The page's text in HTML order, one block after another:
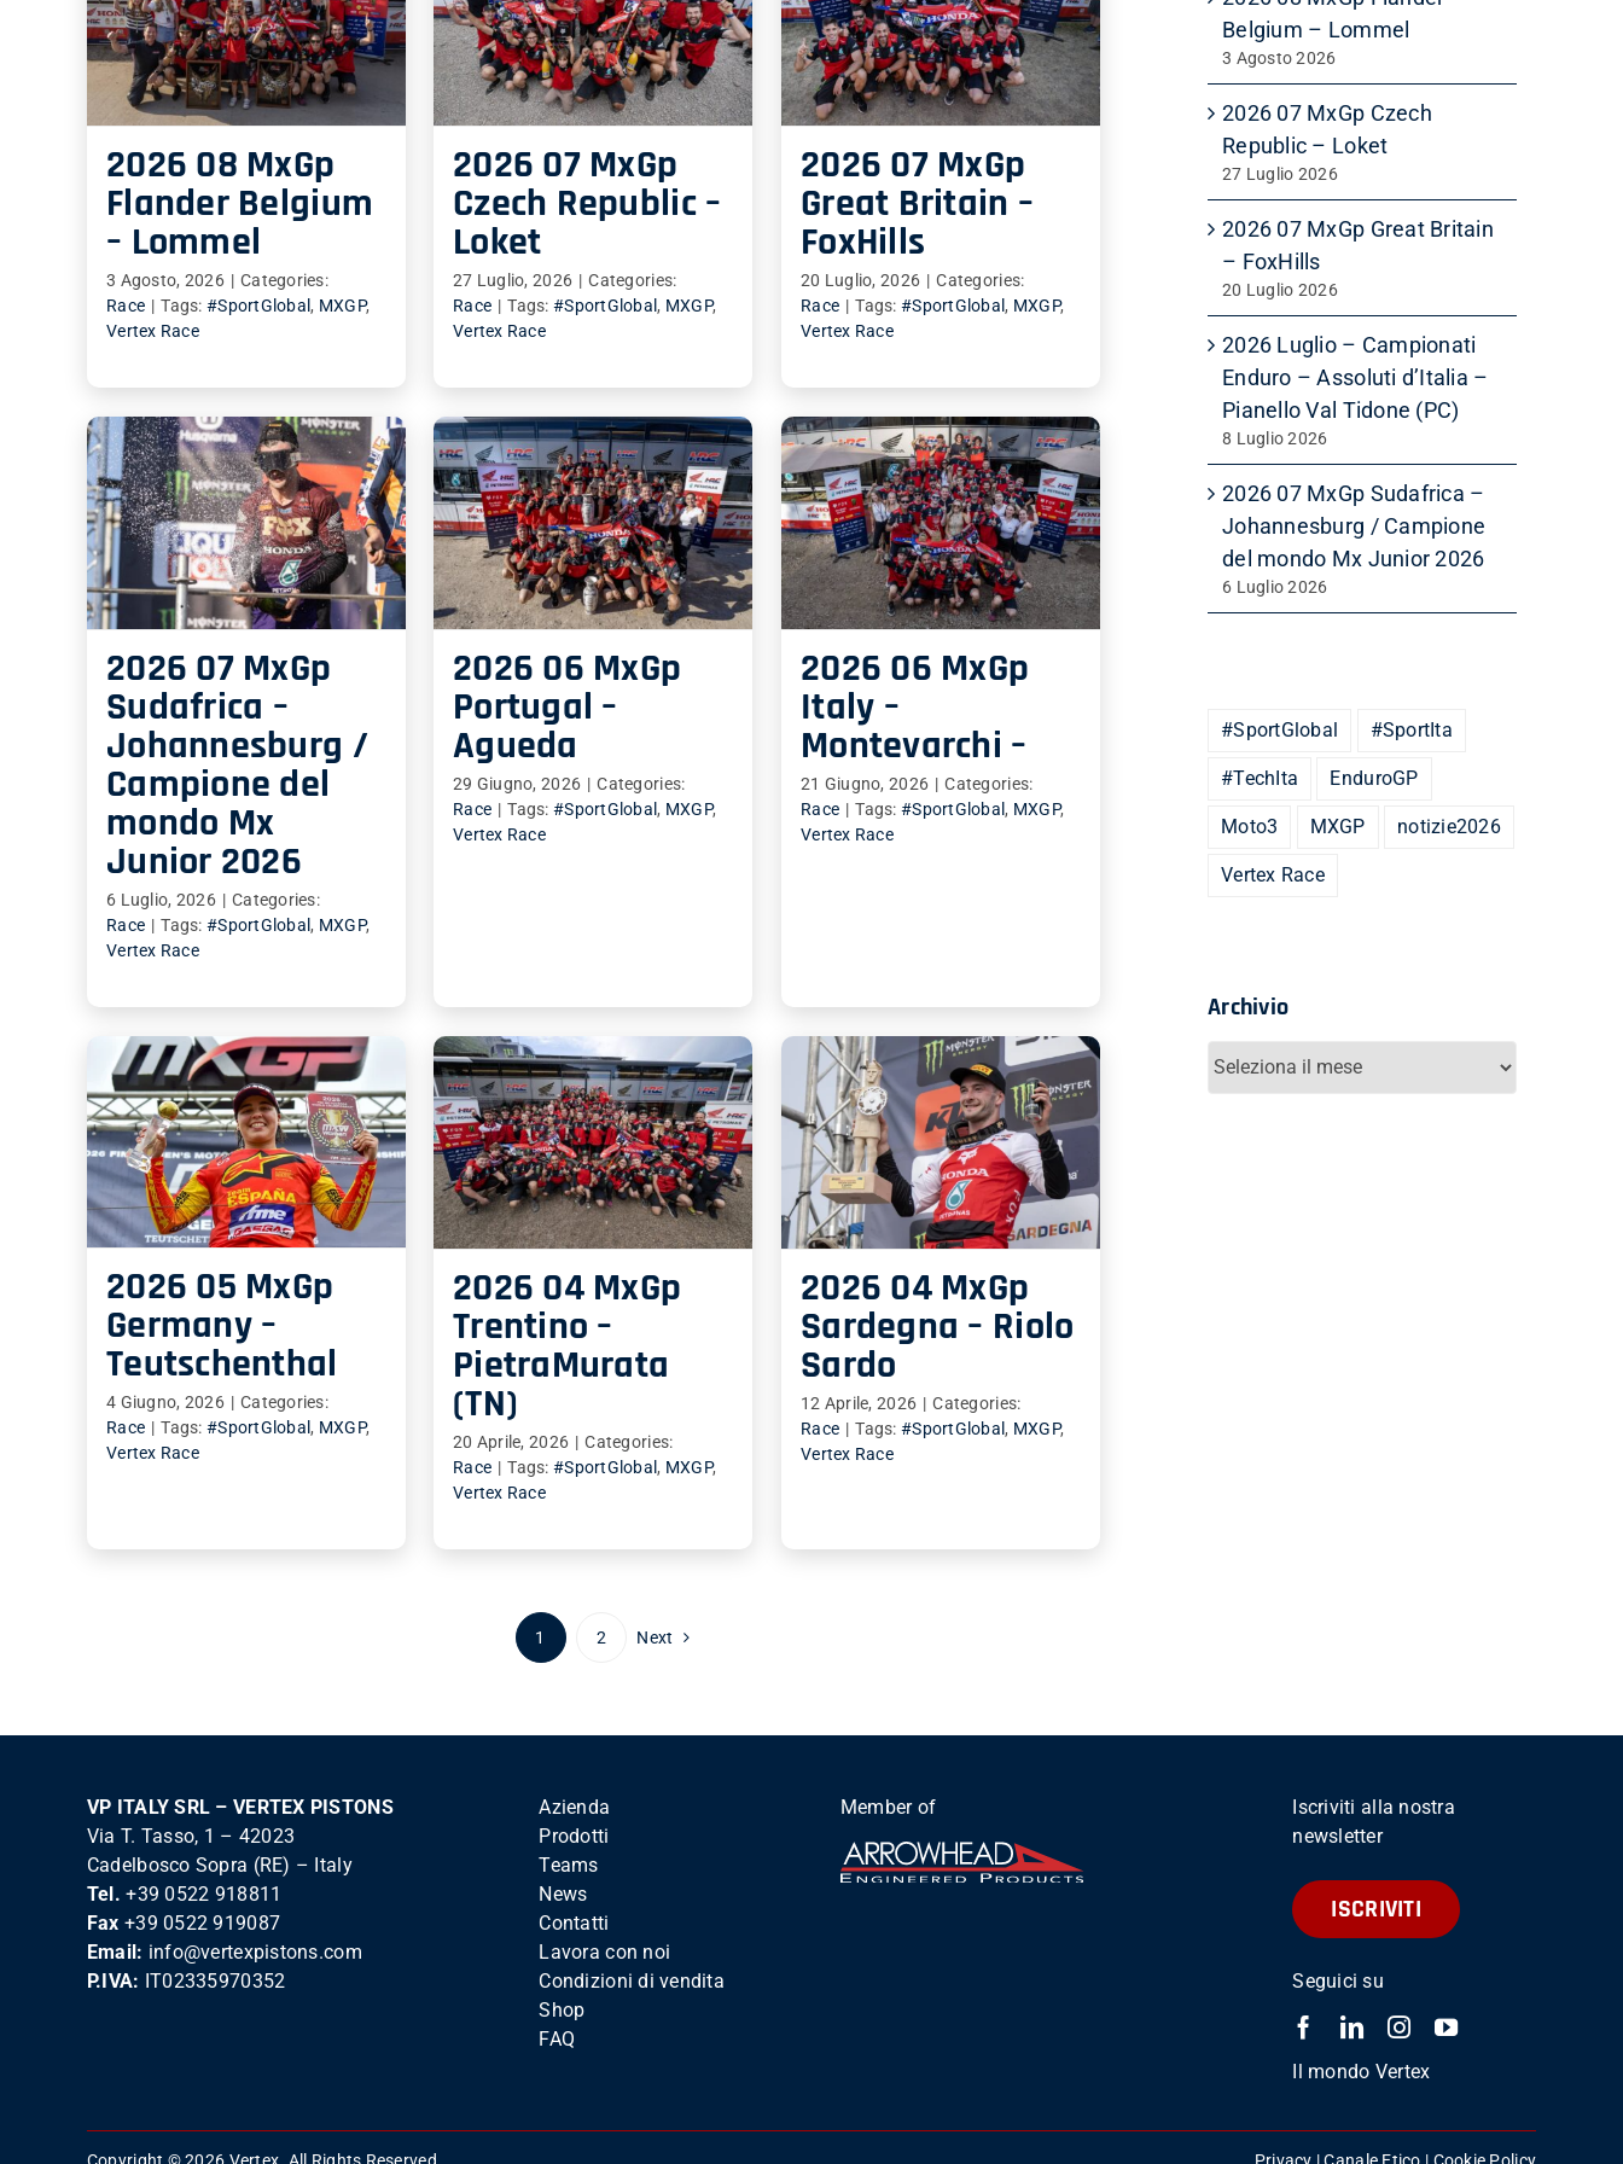
2026 08 MxGp
Flander Belgium
– Lommel
3 Agosto, 2026 | Categories:
Race | Tags: #SportGlobal , MXGP,
Vertex Race
2026 07 MxGp
Czech Republic –
Loket
27 Luglio, 2026 | Categories:
Race | Tags: #SportGlobal , MXGP,
Vertex Race
2026 07 MxGp
Great Britain –
FoxHills
20 Luglio, 2026 | Categories:
Race | Tags: #SportGlobal , MXGP,
Vertex Race
2026 07 MxGp
Sudafrica –
Johannesburg /
Campione del
mondo Mx
Junior 2026
6 Luglio, 2026 | Categories:
Race | Tags: #SportGlobal , MXGP,
Vertex Race
2026 06 MxGp
Portugal –
Agueda
29 Giugno, 2026 | Categories:
Race | Tags: #SportGlobal , MXGP,
Vertex Race
2026 06 MxGp
Italy –
Montevarchi –
21 Giugno, 2026 | Categories:
Race | Tags: #SportGlobal , MXGP,
Vertex Race
2026 05 MxGp
Germany –
Teutschenthal
4 Giugno, 2026 | Categories:
Race | Tags: #SportGlobal , MXGP,
Vertex Race
2026 04 MxGp
Trentino –
PietraMurata
(TN)
20 Aprile, 2026 | Categories:
Race | Tags: #SportGlobal , MXGP,
Vertex Race
2026 04 MxGp
Sardegna – Riolo
Sardo
12 Aprile, 2026 | Categories:
Race | Tags: #SportGlobal , MXGP,
Vertex Race
1 2 Next
Belgium – Lommel
3 Agosto 2026
2026 07 MxGp Czech
Republic – Loket
27 Luglio 2026
2026 07 MxGp Great Britain
– FoxHills
20 Luglio 2026
2026 Luglio – Campionati
Enduro – Assoluti d’Italia –
Pianello Val Tidone (PC)
8 Luglio 2026
2026 07 MxGp Sudafrica –
Johannesburg / Campione
del mondo Mx Junior 2026
6 Luglio 2026
#SportGlobal #SportIta
#TechIta EnduroGP
Moto3 MXGP notizie2026
Vertex Race
Archivio
Archivio
VP ITALY SRL – VERTEX PISTONS
Via T. Tasso, 1 – 42023
Cadelbosco Sopra (RE) – Italy
Tel. +39 0522 918811
Fax +39 0522 919087
Email: info@vertexpistons.com
P.IVA: IT02335970352
Azienda
Prodotti
Teams
News
Contatti
Lavora con noi
Condizioni di vendita
Shop
FAQ
Member of
Iscriviti alla nostra
newsletter
ISCRIVITI
Seguici su
Il mondo Vertex